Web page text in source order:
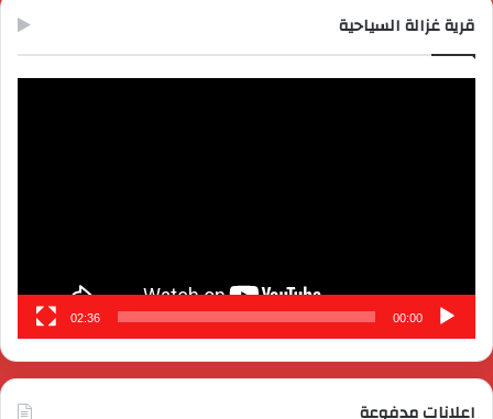
قرية غزالة السياحية
00:00
02:36
اعلانات مدفوعة